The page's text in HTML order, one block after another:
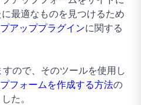
最適なものを見つけるため
アッププラグインに関する
ので、そのツールを使用し
フォームを作成する方法の
た。